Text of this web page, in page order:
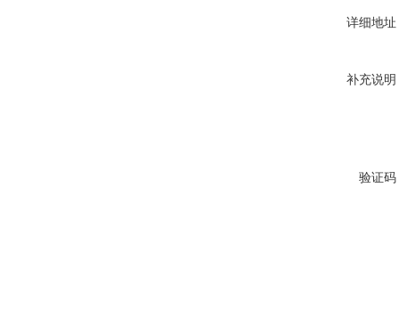
详细地址
补充说明
验证码